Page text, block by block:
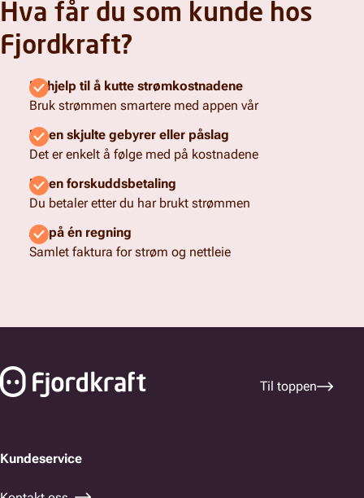
Hva får du som kunde hos
Fjordkraft?
Få hjelp til å kutte strømkostnadene
Bruk strømmen smartere med appen vår
Ingen skjulte gebyrer eller påslag
Det er enkelt å følge med på kostnadene
Ingen forskuddsbetaling
Du betaler etter du har brukt strømmen
Alt på én regning
Samlet faktura for strøm og nettleie
Til toppen
Kundeservice